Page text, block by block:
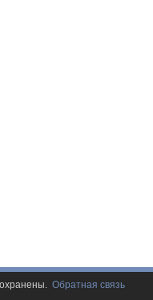
Обратная связь